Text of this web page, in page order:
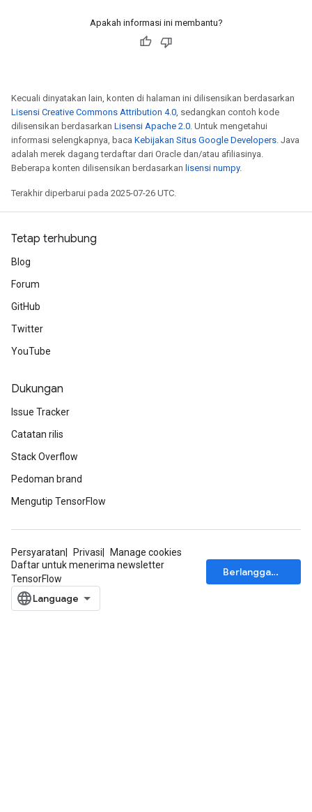
Apakah informasi ini membantu?
Kecuali dinyatakan lain, konten di halaman ini dilisensikan berdasarkan
Lisensi Creative Commons Attribution 4.0, sedangkan contoh kode
dilisensikan berdasarkan Lisensi Apache 2.0. Untuk mengetahui
informasi selengkapnya, baca Kebijakan Situs Google Developers. Java
adalah merek dagang terdaftar dari Oracle dan/atau afiliasinya.
Beberapa konten dilisensikan berdasarkan lisensi numpy.
Terakhir diperbarui pada 2025-07-26 UTC.
Tetap terhubung
Blog
Forum
GitHub
Twitter
YouTube
Dukungan
Issue Tracker
Catatan rilis
Stack Overflow
Pedoman brand
Mengutip TensorFlow
Persyaratan Privasi
Manage cookies
Daftar untuk menerima newsletter
TensorFlow
Berlangganan